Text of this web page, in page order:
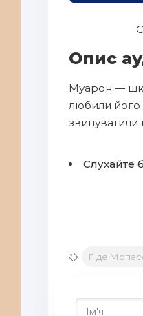
Опис
Муарон —
любили його
звинуватили
Слухайте
Гі де